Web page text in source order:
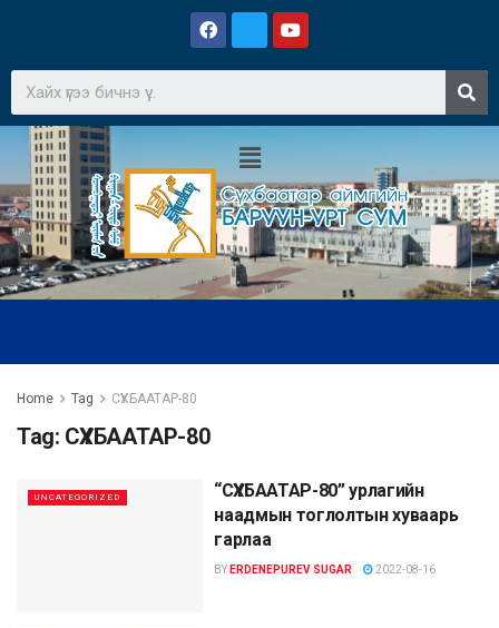
Home Tag СҮХБААТАР-80
Tag: СҮХБААТАР-80
UNCATEGORIZED
“СҮХБААТАР-80” урлагийн
наадмын тоглолтын хуваарь
гарлаа
BY ERDENEPUREV SUGAR 2022-08-16